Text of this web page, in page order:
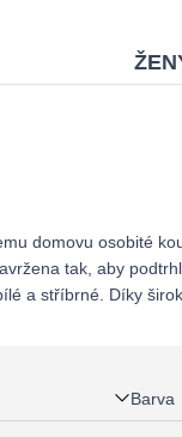
domovu osobité
tak, aby
a stříbrné. Díky
Barva